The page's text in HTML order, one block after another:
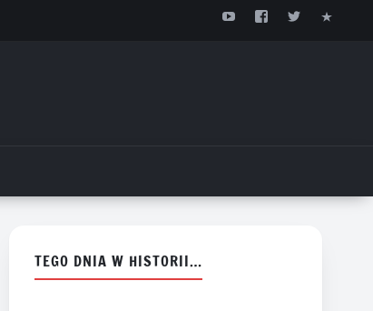
TEGO DNIA W HISTORII…